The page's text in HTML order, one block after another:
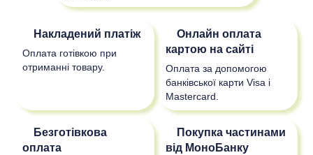
Накладений платіж
Оплата готівкою при
отриманні товару.
Онлайн оплата
картою на сайті
Оплата за допомогою
банківської карти Visa і
Mastercard.
Безготівкова
оплата
Покупка частинами
від МоноБанку